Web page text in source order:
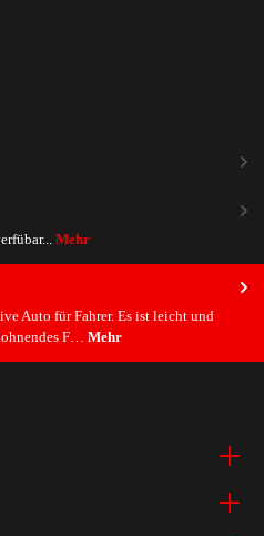
Auto für Fahrer. Es ist leicht und
F… Mehr
Mehr